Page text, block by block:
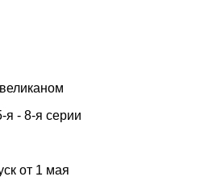
я - 8-я серии
от 1 мая